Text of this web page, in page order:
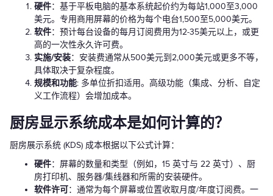
硬件：基于平板电脑的基本系统起价约为每站1,000至3,000
美元。专用商用屏幕的价格为每个电台1,500至5,000美元。
软件：预计每台设备的每月订阅费用为12-35美元以上，或更
高的一次性永久许可费。
实施/安装：安装费通常从500美元到2,000美元或更多不等，
具体取决于复杂程度。
规模和功能: 多单位折扣适用。高级功能（集成、分析、自定
义工作流程）会增加成本。
厨房显示系统成本是如何计算的？
厨房展示系统 (KDS) 成本根据以下公式计算：
硬件：屏幕的数量和类型（例如，15 英寸与 22 英寸）、厨
房打印机、服务器/集线器和所需的安装硬件。
软件许可：通常为每个屏幕或位置收取月度/年度订阅费。一